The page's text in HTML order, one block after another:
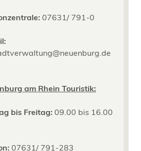
07631/ 791-0
am Rhein Touristik:
bis Freitag: 09.00 bis 16.00
07631/ 791-283